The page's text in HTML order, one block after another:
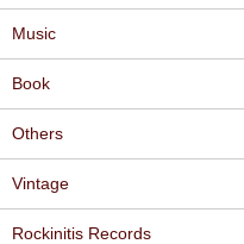
Music
Book
Others
Vintage
Rockinitis Records